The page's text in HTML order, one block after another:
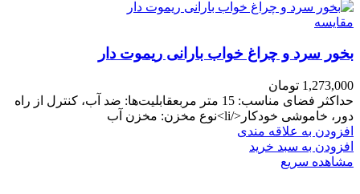
مقایسه
بخور سرد و چراغ خواب بارانی ریموت دار
1,273,000 تومان
حداکثر فضای مناسب: 15 متر مربعقابلیت‌ها: ضد آب، کنترل از راه
دور، خاموشی خودکار</li>نوع مخزن: مخزن آب
افزودن به علاقه مندی
افزودن به سبد خرید
مشاهده سریع